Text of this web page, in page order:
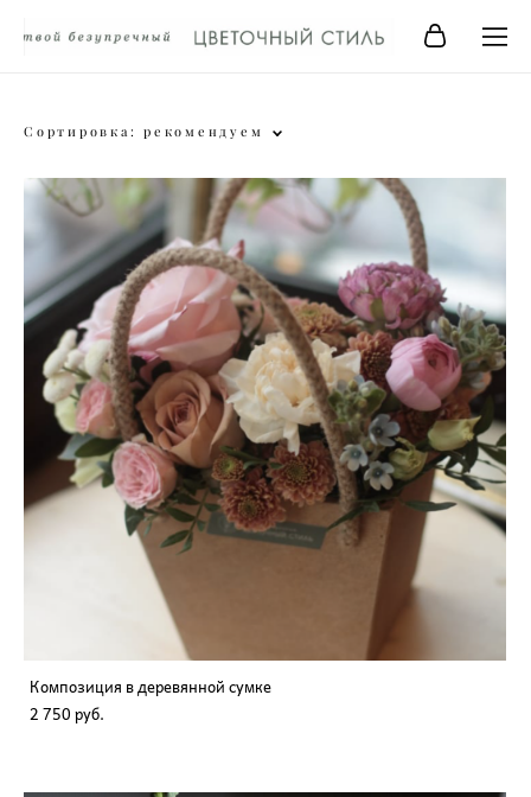
Сортировка: рекомендуем
Композиция в деревянной сумке
2 750 pуб.